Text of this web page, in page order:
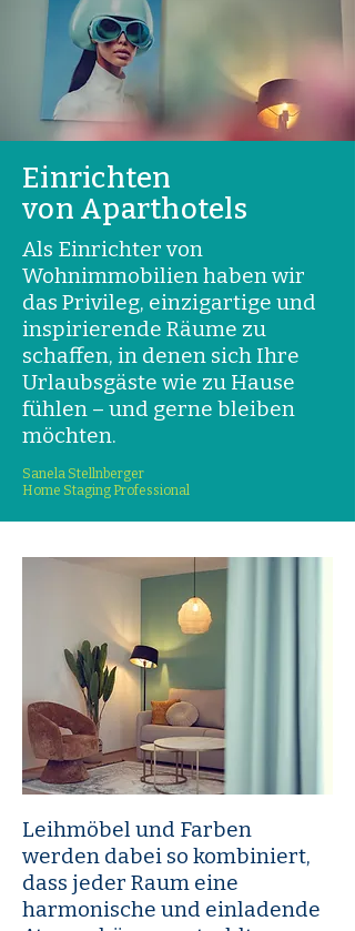
Einrichten
von Aparthotels
Als Einrichter von
Wohnimmobilien haben wir
das Privileg, einzigartige und
inspirierende Räume zu
schaffen, in denen sich Ihre
Urlaubsgäste wie zu Hause
fühlen – und gerne bleiben
möchten.
Sanela Stellnberger
Home Staging Professional
Leihmöbel und Farben
werden dabei so kombiniert,
dass jeder Raum eine
harmonische und einladende